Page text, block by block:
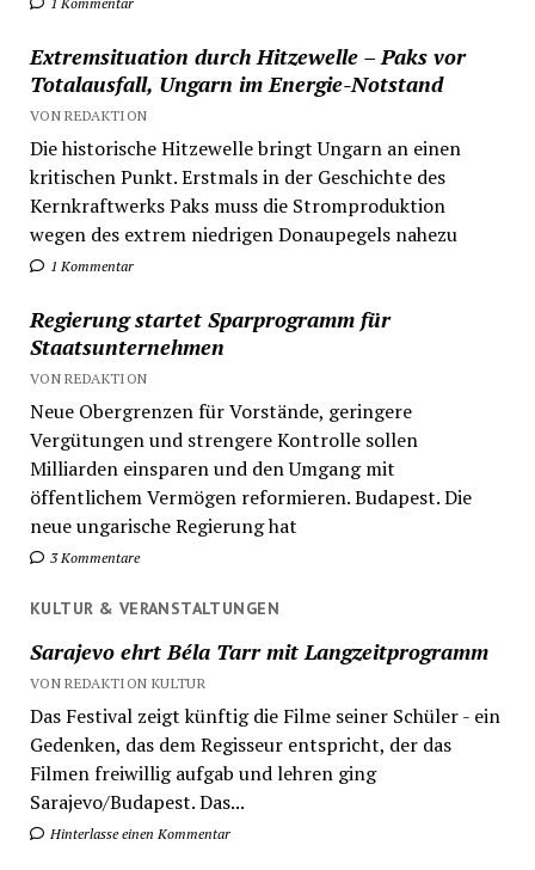
Extremsituation durch Hitzewelle – Paks vor
Totalausfall, Ungarn im Energie-Notstand
VON REDAKTION
Die historische Hitzewelle bringt Ungarn an einen
kritischen Punkt. Erstmals in der Geschichte des
Kernkraftwerks Paks muss die Stromproduktion
wegen des extrem niedrigen Donaupegels nahezu
1 Kommentar
Regierung startet Sparprogramm für
Staatsunternehmen
VON REDAKTION
Neue Obergrenzen für Vorstände, geringere
Vergütungen und strengere Kontrolle sollen
Milliarden einsparen und den Umgang mit
öffentlichem Vermögen reformieren. Budapest. Die
neue ungarische Regierung hat
3 Kommentare
KULTUR & VERANSTALTUNGEN
Sarajevo ehrt Béla Tarr mit Langzeitprogramm
VON REDAKTION KULTUR
Das Festival zeigt künftig die Filme seiner Schüler - ein
Gedenken, das dem Regisseur entspricht, der das
Filmen freiwillig aufgab und lehren ging
Sarajevo/Budapest. Das...
Hinterlasse einen Kommentar